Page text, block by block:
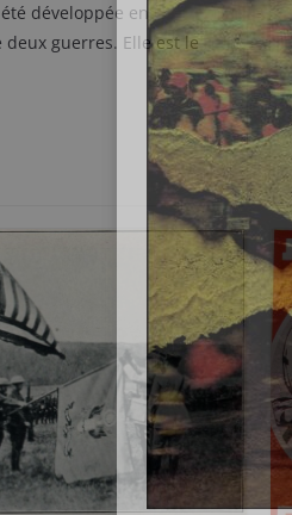
développée en
deux guerres. Elle est le